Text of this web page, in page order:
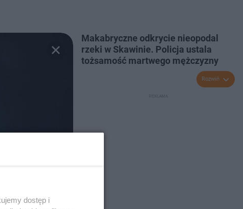
Makabryczne odkrycie nieopodal
rzeki w Skawinie. Policja ustala
tożsamość martwego mężczyzny
Rozwiń
dostęp i